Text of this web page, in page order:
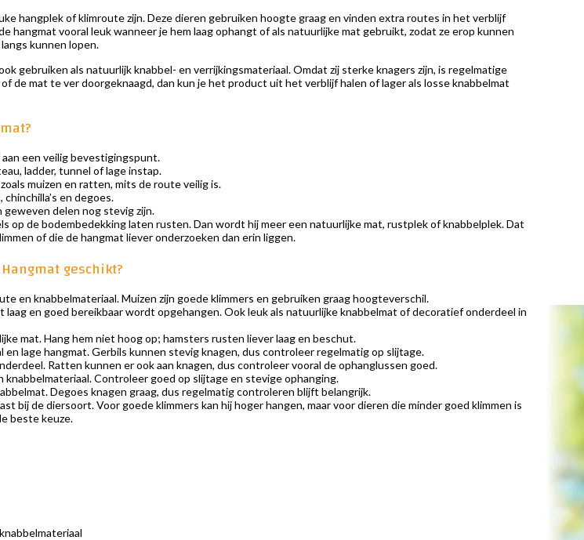
hangplek of klimroute zijn. Deze dieren gebruiken hoogte graag en vinden extra routes in het verblijf
hangmat vooral leuk wanneer je hem laag ophangt of als natuurlijke mat gebruikt, zodat ze erop kunnen
kunnen lopen.
gebruiken als natuurlijk knabbel- en verrijkingsmateriaal. Omdat zij sterke knagers zijn, is regelmatige
de mat te ver doorgeknaagd, dan kun je het product uit het verblijf halen of lager als losse knabbelmat
een veilig bevestigingspunt.
ladder, tunnel of lage instap.
muizen en ratten, mits de route veilig is.
en degoes.
delen nog stevig zijn.
op de bodembedekking laten rusten. Dan wordt hij meer een natuurlijke mat, rustplek of knabbelplek. Dat
of die de hangmat liever onderzoeken dan erin liggen.
geschikt?
en knabbelmateriaal. Muizen zijn goede klimmers en gebruiken graag hoogteverschil.
laag en goed bereikbaar wordt opgehangen. Ook leuk als natuurlijke knabbelmat of decoratief onderdeel in
mat. Hang hem niet hoog op; hamsters rusten liever laag en beschut.
lage hangmat. Gerbils kunnen stevig knagen, dus controleer regelmatig op slijtage.
Ratten kunnen er ook aan knagen, dus controleer vooral de ophanglussen goed.
Controleer goed op slijtage en stevige ophanging.
Degoes knagen graag, dus regelmatig controleren blijft belangrijk.
bij de diersoort. Voor goede klimmers kan hij hoger hangen, maar voor dieren die minder goed klimmen is
beste keuze.